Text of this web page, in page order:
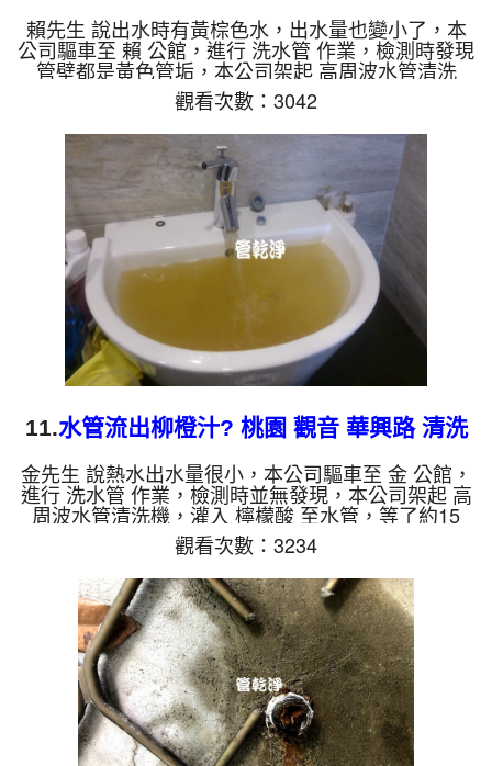
洗水管
賴先生 說出水時有黃棕色水，出水量也變小了，本
公司驅車至 賴 公館，進行 洗水管 作業，檢測時發現
管壁都是黃色管垢，本公司架起 高周波水管清洗
機，灌入 檸檬酸 至水管，等了約15分，開啟 水管清
洗機 ，啟動 螺旋波 模式，一洗水管就洗出髒水，顏
色越洗越髒，最後變成了棕色，看起來跟濃郁咖啡一
樣，兩個多小時後，出水恢復正常了。 如是自來
水，如水管老化，會產生鐵鏽跟泥沙堆積，洗出來的
水就會是咖啡色，地下水含有氧化錳，管壁上會結成
黑色管垢，洗出來的水會跟石油一樣黑，有些洗出綠
色的水，是因為裡面有銅...
觀看次數：3042
11.水管流出柳橙汁? 桃園 觀音 華興路 清洗
水管
金先生 說熱水出水量很小，本公司驅車至 金 公館，
進行 洗水管 作業，檢測時並無發現，本公司架起 高
周波水管清洗機，灌入 檸檬酸 至水管，等了約15
分，開啟 水管清洗機 ，啟動 螺旋波 模式，一洗水管
就流出髒水，源源不絕，顏色越洗越髒，最後變成了
黃色，看起來跟柳橙汁一樣，兩個多小時後，出水量
恢復正常了。 如是自來水，如水管老化，會產生鐵
鏽跟泥沙堆積，洗出來的水就會是咖啡色，地下水含
有氧化錳，管壁上會結成黑色管垢，洗出來的水會跟
石油一樣黑，有些洗出綠色的水，是因為裡面有銅的
物質，生鏽產生銅綠...
觀看次數：3234